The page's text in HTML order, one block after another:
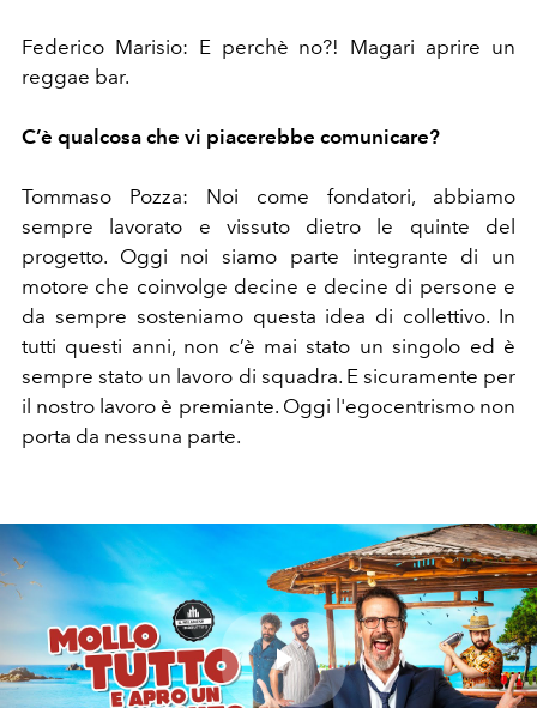
Federico Marisio: E perchè no?! Magari aprire un
reggae bar.
C’è qualcosa che vi piacerebbe comunicare?
Tommaso Pozza: Noi come fondatori, abbiamo
sempre lavorato e vissuto dietro le quinte del
progetto. Oggi noi siamo parte integrante di un
motore che coinvolge decine e decine di persone e
da sempre sosteniamo questa idea di collettivo. In
tutti questi anni, non c’è mai stato un singolo ed è
sempre stato un lavoro di squadra. E sicuramente per
il nostro lavoro è premiante. Oggi l'egocentrismo non
porta da nessuna parte.